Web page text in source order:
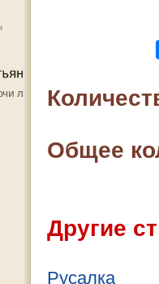
Общее
Другие
Русалка